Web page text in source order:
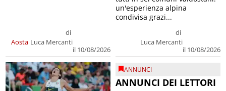
Aosta
di
Luca Mercanti
il 10/08/2026
di
Luca Mercanti
il 10/08/2026
un'esperienza alpina
condivisa grazi...
ANNUNCI
ANNUNCI DEI LETTORI